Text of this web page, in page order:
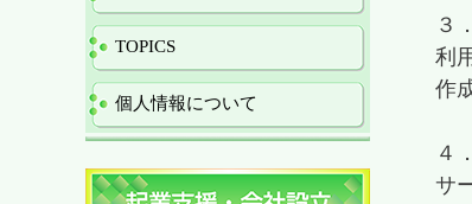
３
利
作
４
サ
TOPICS
個人情報について